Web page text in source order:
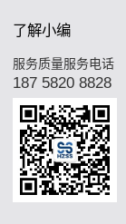
了解小编
服务质量服务电话
187 5820 8828